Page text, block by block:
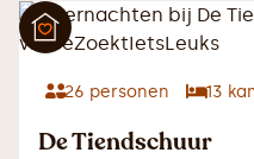
26 personen 13
De Tiendschuur